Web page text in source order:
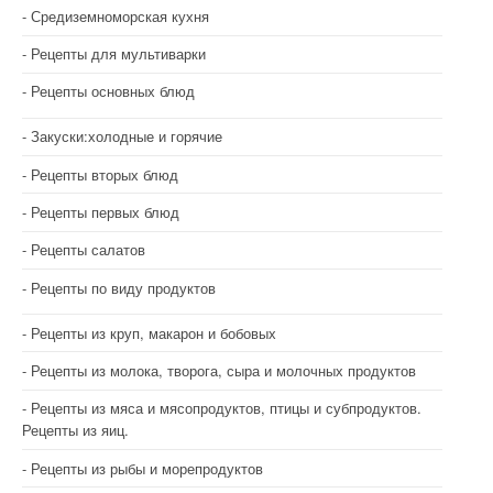
Средиземноморская кухня
Рецепты для мультиварки
Рецепты основных блюд
Закуски:холодные и горячие
Рецепты вторых блюд
Рецепты первых блюд
Рецепты салатов
Рецепты по виду продуктов
Рецепты из круп, макарон и бобовых
Рецепты из молока, творога, сыра и молочных продуктов
Рецепты из мяса и мясопродуктов, птицы и субпродуктов.
Рецепты из яиц.
Рецепты из рыбы и морепродуктов